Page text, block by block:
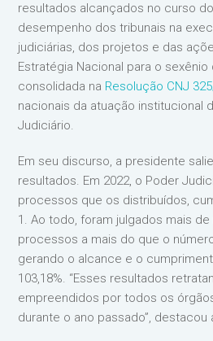
resultados alcançados no curso
desempenho dos tribunais na
judiciárias, dos projetos e das
Estratégia Nacional para o sexênio
consolidada na Resolução CNJ
nacionais da atuação institucional
Judiciário.
Em seu discurso, a presidente
resultados. Em 2022, o Poder
processos que os distribuídos,
1. Ao todo, foram julgados mais
processos a mais do que o
gerando o alcance e o
103,18%. “Esses resultados
empreendidos por todos os
durante o ano passado”, destacou